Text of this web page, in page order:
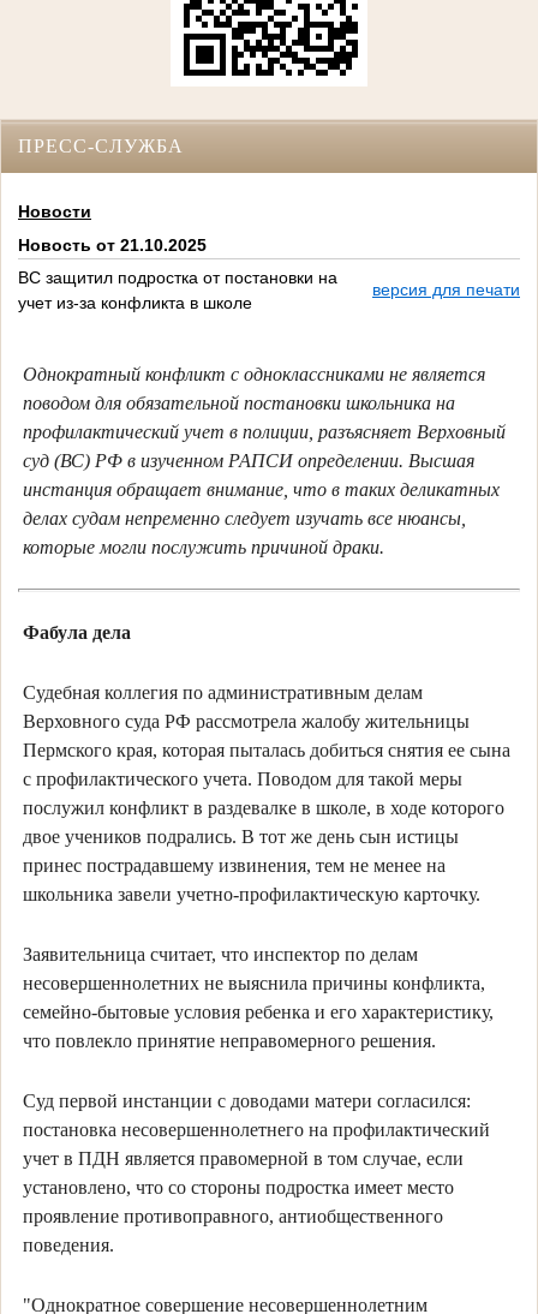
ПРЕСС-СЛУЖБА
Новости
Новость от 21.10.2025
ВС защитил подростка от постановки на
учет из-за конфликта в школе
версия для печати
Однократный конфликт с одноклассниками не является
поводом для обязательной постановки школьника на
профилактический учет в полиции, разъясняет Верховный
суд (ВС) РФ в изученном РАПСИ определении. Высшая
инстанция обращает внимание, что в таких деликатных
делах судам непременно следует изучать все нюансы,
которые могли послужить причиной драки.
Фабула дела
Судебная коллегия по административным делам
Верховного суда РФ рассмотрела жалобу жительницы
Пермского края, которая пыталась добиться снятия ее сына
с профилактического учета. Поводом для такой меры
послужил конфликт в раздевалке в школе, в ходе которого
двое учеников подрались. В тот же день сын истицы
принес пострадавшему извинения, тем не менее на
школьника завели учетно-профилактическую карточку.
Заявительница считает, что инспектор по делам
несовершеннолетних не выяснила причины конфликта,
семейно-бытовые условия ребенка и его характеристику,
что повлекло принятие неправомерного решения.
Суд первой инстанции с доводами матери согласился:
постановка несовершеннолетнего на профилактический
учет в ПДН является правомерной в том случае, если
установлено, что со стороны подростка имеет место
проявление противоправного, антиобщественного
поведения.
"Однократное совершение несовершеннолетним